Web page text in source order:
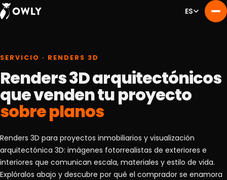
ES
SERVICIO · RENDERS 3D
Renders 3D arquitectónicos
que venden tu proyecto
sobre planos
Renders 3D para proyectos inmobiliarios y visualización
arquitectónica 3D: imágenes fotorrealistas de exteriores e
interiores que comunican escala, materiales y estilo de vida.
Explóralos abajo y descubre por qué el comprador se enamora